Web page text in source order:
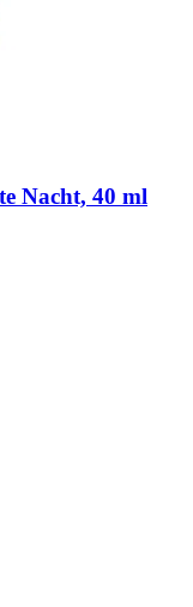
Nacht, 40 ml